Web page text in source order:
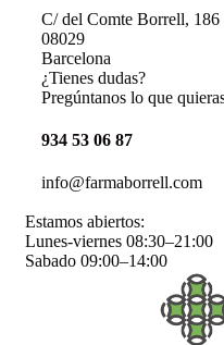
C/ del Comte Borrell, 186
08029
Barcelona
¿Tienes dudas?
Pregúntanos lo que
934 53 06 87
info@farmaborrell.com
Estamos abiertos:
Lunes-viernes 08:30–21:00
Sabado 09:00–14:00